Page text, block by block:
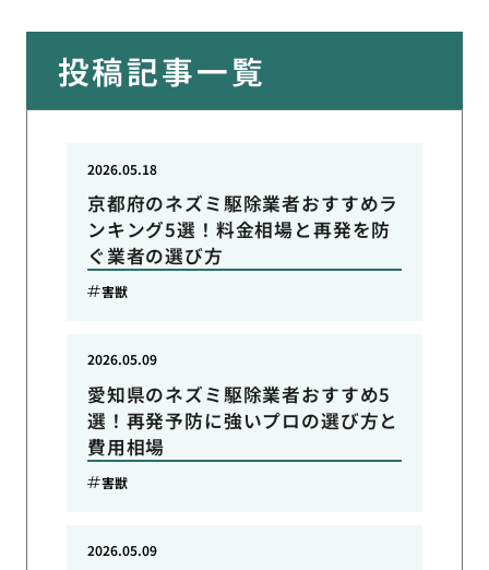
投稿記事一覧
京都府のネズミ駆除業者おすすめラ
ンキング5選！料金相場と再発を防
ぐ業者の選び方
2026.05.18
害獣
愛知県のネズミ駆除業者おすすめ5
選！再発予防に強いプロの選び方と
費用相場
2026.05.09
害獣
2026.05.09